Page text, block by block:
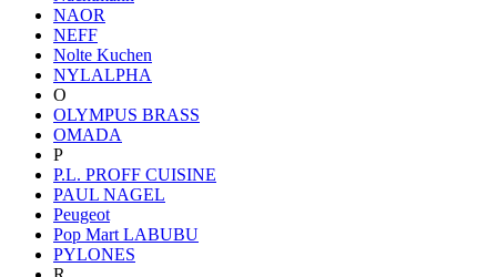
NAOR
NEFF
Nolte Kuchen
NYLALPHA
O
OLYMPUS BRASS
OMADA
P
P.L. PROFF CUISINE
PAUL NAGEL
Peugeot
Pop Mart LABUBU
PYLONES